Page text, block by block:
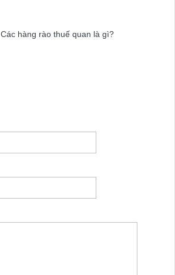
Các hàng rào thuế quan là gì?